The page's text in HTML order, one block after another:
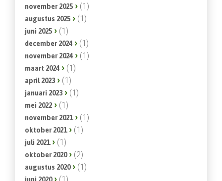
november 2025 (1)
augustus 2025 (1)
juni 2025 (1)
december 2024 (1)
november 2024 (1)
maart 2024 (1)
april 2023 (1)
januari 2023 (1)
mei 2022 (1)
november 2021 (1)
oktober 2021 (1)
juli 2021 (1)
oktober 2020 (2)
augustus 2020 (1)